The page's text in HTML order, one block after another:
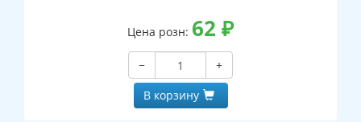
Цена розн: 62 ₽
−
+
В корзину